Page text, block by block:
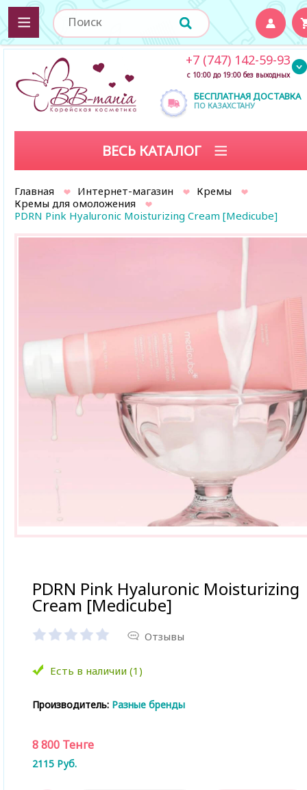
БЕСПЛАТНАЯ ДОСТАВКА
ПО КАЗАХСТАНУ
+7 (747) 142-59-93
с 10:00 до 19:00 без выходных
ВЕСЬ КАТАЛОГ
Главная Интернет-магазин
Кремы
Кремы для омоложения
PDRN Pink Hyaluronic Moisturizing Cream [Medicube]
PDRN Pink Hyaluronic Moisturizing
Cream [Medicube]
Отзывы
Есть в наличии (1)
Производитель: Разные бренды
8 800 Тенге
2115 Руб.